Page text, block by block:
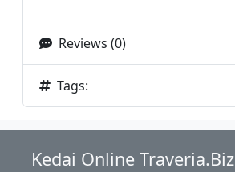
Reviews (0)
Tags:
Kedai Online Traveria.Biz